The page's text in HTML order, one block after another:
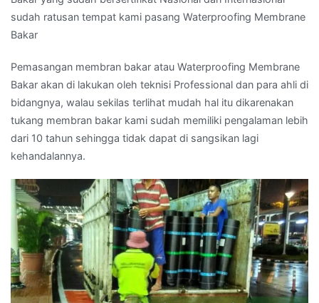
sudah ratusan tempat kami pasang Waterproofing Membrane
Bakar
Pemasangan membran bakar atau Waterproofing Membrane
Bakar akan di lakukan oleh teknisi Professional dan para ahli di
bidangnya, walau sekilas terlihat mudah hal itu dikarenakan
tukang membran bakar kami sudah memiliki pengalaman lebih
dari 10 tahun sehingga tidak dapat di sangsikan lagi
kehandalannya.